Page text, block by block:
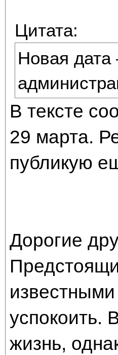
Цитата:
Новая дата
В тексте
29 марта.
публикую
Дорогие
успокоить.
жизнь,